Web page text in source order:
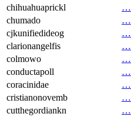
chihuahuaprickl
…
chumado
…
cjkunifiedideog
…
clarionangelfis
…
colmowo
…
conductapoll
…
coracinidae
…
cristianonovemb
…
cutthegordiankn
…